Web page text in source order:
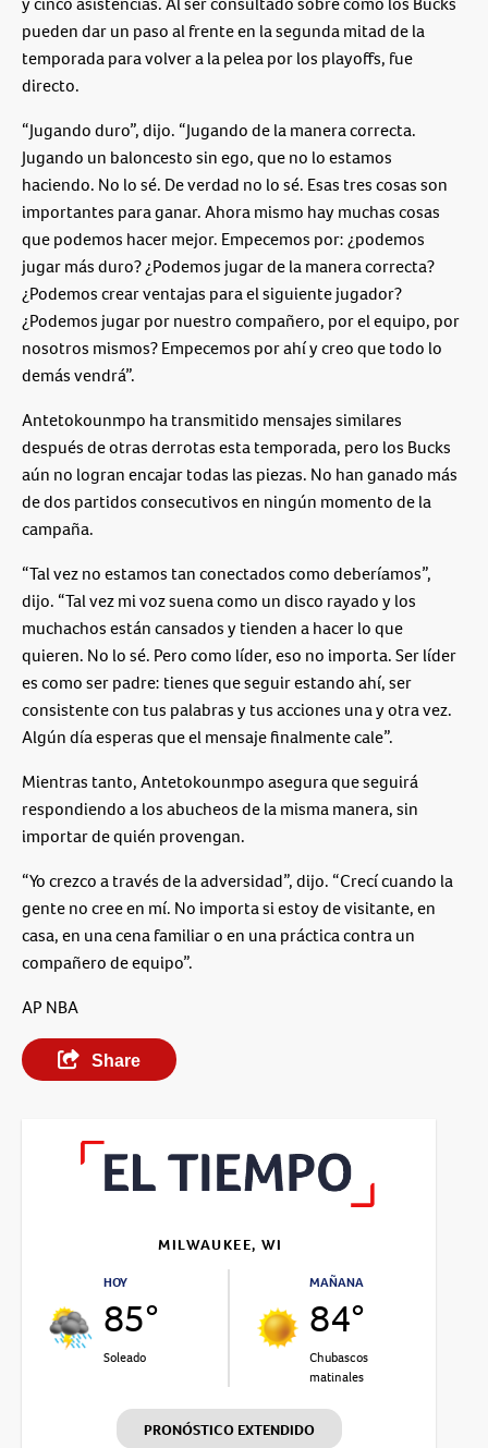
pueden dar un paso al frente en la segunda mitad de la
temporada para volver a la pelea por los playoffs, fue
directo.
“Jugando duro”, dijo. “Jugando de la manera correcta.
Jugando un baloncesto sin ego, que no lo estamos
haciendo. No lo sé. De verdad no lo sé. Esas tres cosas son
importantes para ganar. Ahora mismo hay muchas cosas
que podemos hacer mejor. Empecemos por: ¿podemos
jugar más duro? ¿Podemos jugar de la manera correcta?
¿Podemos crear ventajas para el siguiente jugador?
¿Podemos jugar por nuestro compañero, por el equipo, por
nosotros mismos? Empecemos por ahí y creo que todo lo
demás vendrá”.
Antetokounmpo ha transmitido mensajes similares
después de otras derrotas esta temporada, pero los Bucks
aún no logran encajar todas las piezas. No han ganado más
de dos partidos consecutivos en ningún momento de la
campaña.
“Tal vez no estamos tan conectados como deberíamos”,
dijo. “Tal vez mi voz suena como un disco rayado y los
muchachos están cansados y tienden a hacer lo que
quieren. No lo sé. Pero como líder, eso no importa. Ser líder
es como ser padre: tienes que seguir estando ahí, ser
consistente con tus palabras y tus acciones una y otra vez.
Algún día esperas que el mensaje finalmente cale”.
Mientras tanto, Antetokounmpo asegura que seguirá
respondiendo a los abucheos de la misma manera, sin
importar de quién provengan.
“Yo crezco a través de la adversidad”, dijo. “Crecí cuando la
gente no cree en mí. No importa si estoy de visitante, en
casa, en una cena familiar o en una práctica contra un
compañero de equipo”.
AP NBA
Share
MILWAUKEE, WI
HOY
85°
Soleado
MAÑANA
84°
Chubascos
matinales
PRONÓSTICO EXTENDIDO